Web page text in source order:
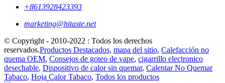
+8613928423393
marketing@hitaste.net
© Copyright - 2010-2022 : Todos los derechos
reservados.Productos Destacados, mapa del sitio, Calefacción no
quema OEM, Consejos de goteo de vape, cigarrillo electronico
desechable, Dispositivo de calor sin quemar, Calentar No Quemar
Tabaco, Hoja Calor Tabaco, Todos los productos